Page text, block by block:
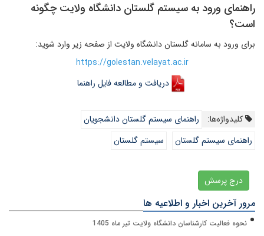
راهنمای ورود به سیستم گلستان دانشگاه ولایت چگونه
است؟
برای ورود به سامانه گلستان دانشگاه ولایت از صفحه زیر وارد شوید:
https://golestan.velayat.ac.ir
دریافت و مطالعه فایل راهنما
کلیدواژه‌ها:
راهنمای سیستم گلستان دانشجویان
راهنمای سیستم گلستان
سیستم گلستان
درج پرسش
مرور آخرین اخبار و اطلاعیه ها
نحوه فعالیت کارشناسان دانشگاه ولایت تیر ماه 1405